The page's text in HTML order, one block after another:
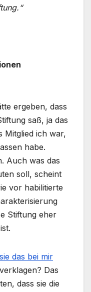
ergeben, dass
saß, ja das
Mitglied ich war,
habe.
Auch was das
soll, scheint
vor habilitierte
Stiftung eher
das bei mir
Das
dass sie die